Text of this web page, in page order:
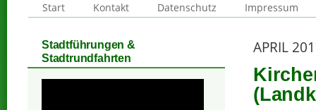
Start
Kontakt Datenschutz Impressum
APRIL
Stadtführungen &
Stadtrundfahrten